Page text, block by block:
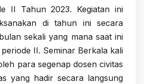
II Tahun 2023. Kegiatan ini
di tahun ini secara
sekali yang mana saat ini
II. Seminar Berkala kali
para segenap dosen civitas
yang hadir secara langsung